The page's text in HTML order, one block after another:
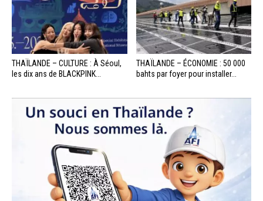
THAÏLANDE – CULTURE : À Séoul,
les dix ans de BLACKPINK...
THAÏLANDE – ÉCONOMIE : 50 000
bahts par foyer pour installer...